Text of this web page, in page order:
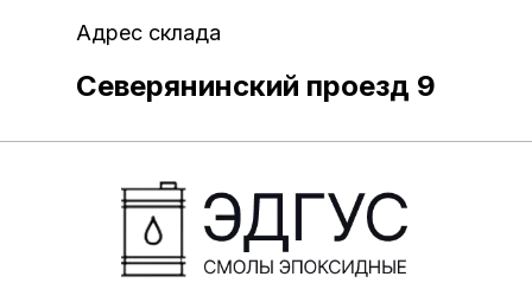
Адрес склада
Северянинский проезд 9